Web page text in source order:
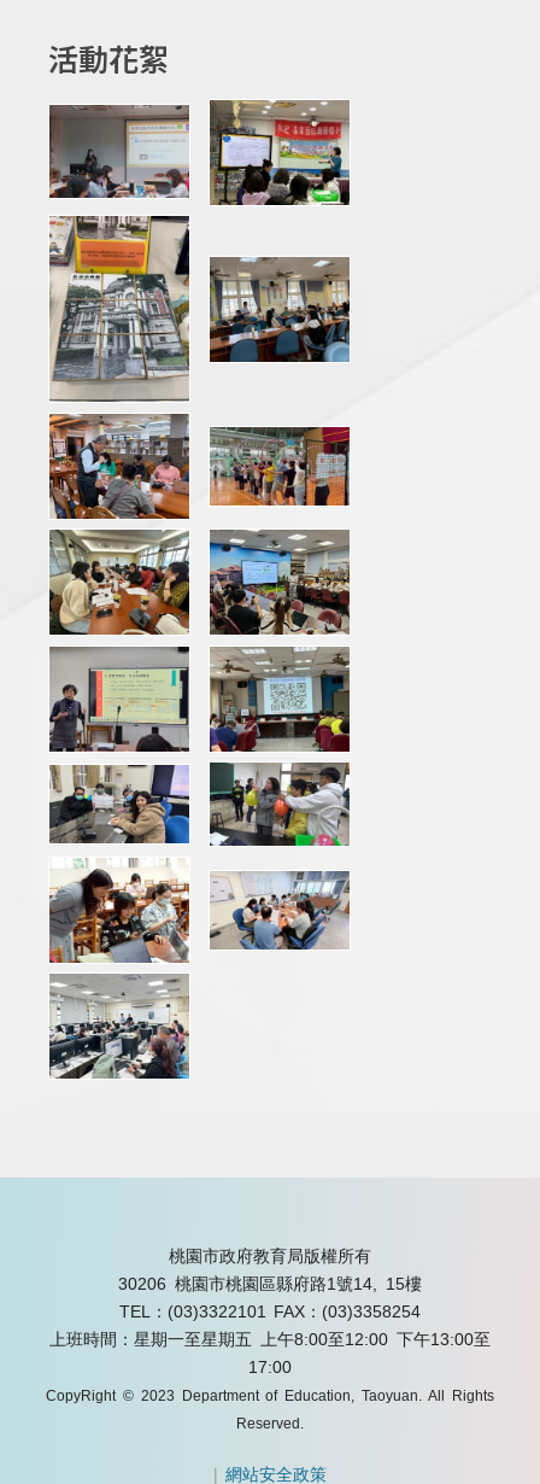
活動花絮
桃園市政府教育局版權所有
30206 桃園市桃園區縣府路1號14, 15樓
TEL：(03)3322101
FAX：(03)3358254
上班時間：星期一至星期五 上午8:00至12:00 下午13:00至
17:00
CopyRight © 2023 Department of Education, Taoyuan. All Rights
Reserved.
|網站安全政策